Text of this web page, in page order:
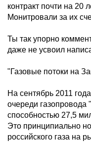
контракт почти на 20
Монитровали за их
Ты так упорно
даже не усвоил
"Газовые потоки на
На сентябрь 2011
очереди газопровода
способностью 27,5
Это принципиально
российского газа на